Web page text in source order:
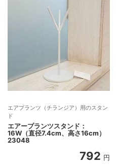
エアプランツ（チランジア）用のスタン
ド
エアープランツスタンド：
16W（直径7.4cm、高さ16cm）
23048
792 円